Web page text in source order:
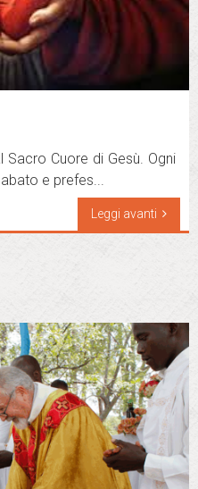
Cuore di Gesù. Ogni
e prefes...
Leggi avanti